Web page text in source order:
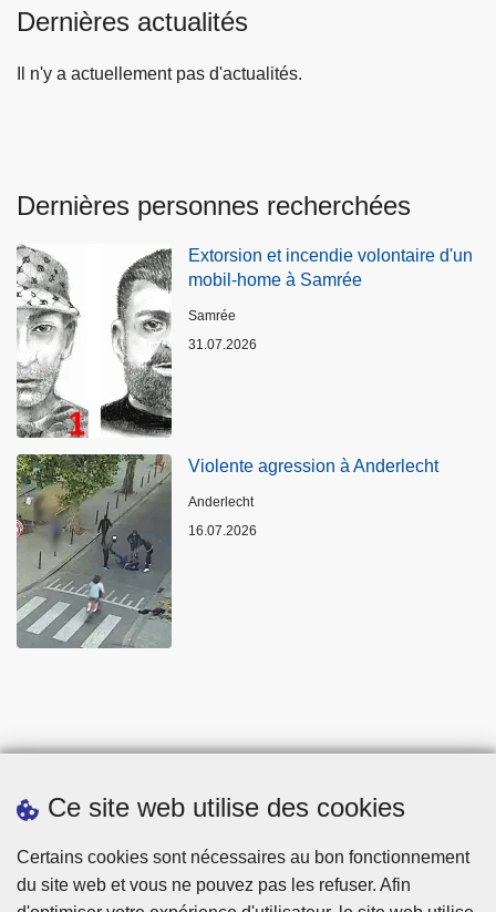
Ce site web utilise des cookies
Certains cookies sont nécessaires au bon fonctionnement
du site web et vous ne pouvez pas les refuser. Afin
Dernières actualités
Il n'y a actuellement pas d'actualités.
Dernières personnes recherchées
Extorsion et incendie volontaire d'un
mobil-home à Samrée
Lieux
Samrée
31.07.2026
Violente agression à Anderlecht
Lieux
Anderlecht
16.07.2026
Statistiques